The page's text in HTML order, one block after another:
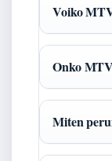
Voiko
Onko
Miten